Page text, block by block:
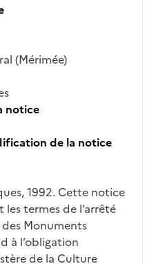
(Mérimée)
notice
de la notice
1992. Cette notice
termes de l’arrêté
Monuments
à l’obligation
de la Culture